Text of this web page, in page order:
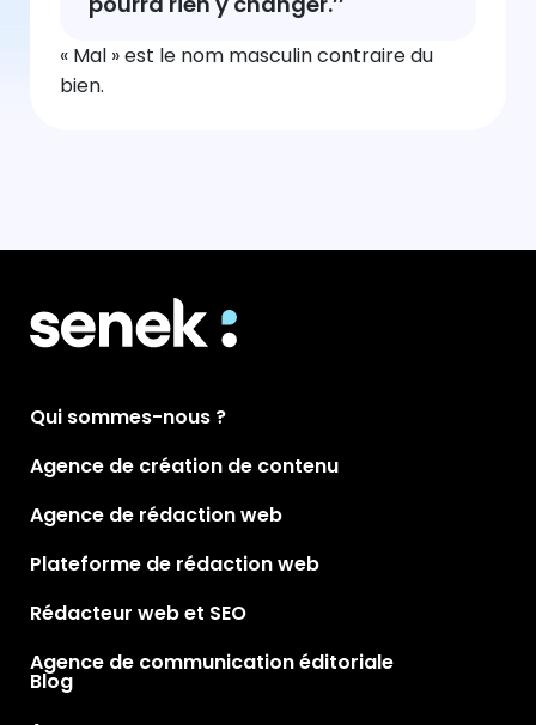
« Mal » est le nom masculin contraire du
bien.
Qui sommes-nous ?
Agence de création de contenu
Agence de rédaction web
Plateforme de rédaction web
Rédacteur web et SEO
Agence de communication éditoriale
Blog